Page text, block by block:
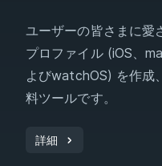
ユーザーの皆さまに愛
プロファイル (iOS、
よびwatchOS) を作成
料ツールです。
詳細